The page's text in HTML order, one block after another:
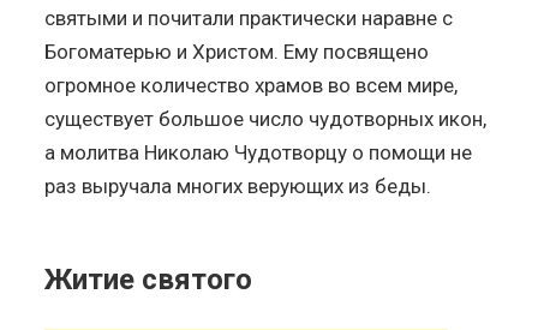
святыми и почитали практически наравне с
Богоматерью и Христом. Ему посвящено
огромное количество храмов во всем мире,
существует большое число чудотворных икон,
а молитва Николаю Чудотворцу о помощи не
раз выручала многих верующих из беды.
Житие святого